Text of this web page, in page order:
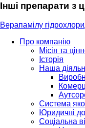
Інші препарати з
Верапамілу
Про компанію
Місія та
Історія
Наша
Система
Юридичні
Соціальна